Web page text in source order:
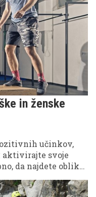
doživetja
prednosti dveh
lepotcev, hkrati
družbi –
drugačnih
pa mu je ostalo
bo podal v družbi
igre in tako leto
in ženske
učinkov,
aktivirajte svoje
da najdete obliko
kožo. Svoje cilje
da boste z veseljem